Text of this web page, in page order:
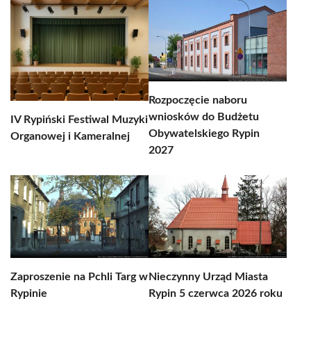
IV Rypiński Festiwal Muzyki
Organowej i Kameralnej
Rozpoczęcie naboru
wniosków do Budżetu
Obywatelskiego Rypin
2027
Zaproszenie na Pchli Targ w
Rypinie
Nieczynny Urząd Miasta
Rypin 5 czerwca 2026 roku